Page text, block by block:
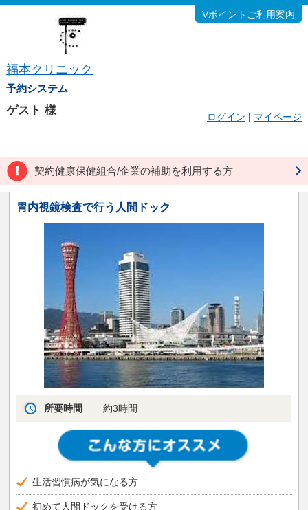
福本クリニック
予約システム
Vポイントご利用案内
ゲスト 様 ログイン | マイページ
契約健康保健組合/企業の補助を利用する方
胃内視鏡検査で行う人間ドック
所要時間 約3時間
生活習慣病が気になる方
初めて人間ドックを受ける方